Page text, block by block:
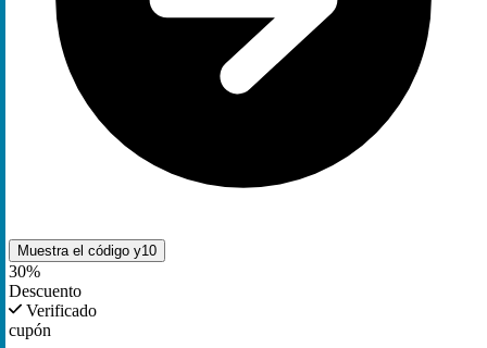
Muestra el código y10
30%
Descuento
Verificado
cupón